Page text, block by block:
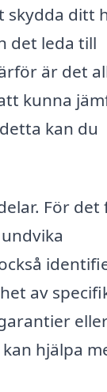
skydda ditt
det leda till
är det
kunna
kan du
För det
av
hjälpa